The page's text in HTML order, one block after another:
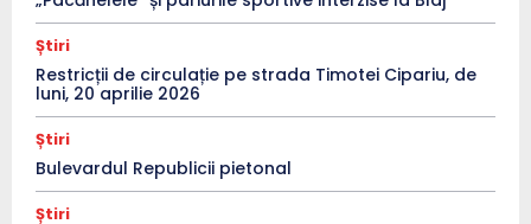
Știri
Restricții de circulație pe strada Timotei Cipariu, de
luni, 20 aprilie 2026
Știri
Bulevardul Republicii pietonal
Știri